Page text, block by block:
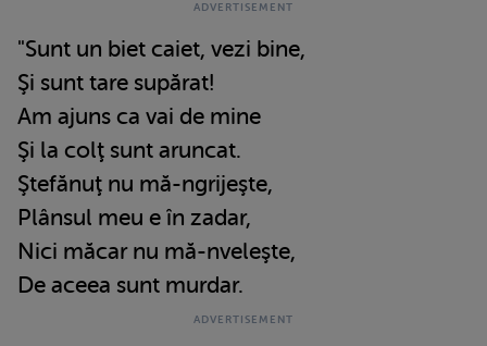
"Sunt un biet caiet, vezi bine,
Şi sunt tare supărat!
Am ajuns ca vai de mine
Şi la colţ sunt aruncat.
Ştefănuţ nu mă-ngrijeşte,
Plânsul meu e în zadar,
Nici măcar nu mă-nveleşte,
De aceea sunt murdar.